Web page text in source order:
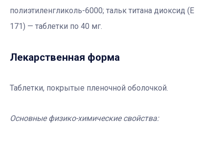
полиэтиленгликоль-6000; тальк титана диоксид (Е
171) — таблетки по 40 мг.
Лекарственная форма
Таблетки, покрытые пленочной оболочкой.
Основные физико-химические свойства: